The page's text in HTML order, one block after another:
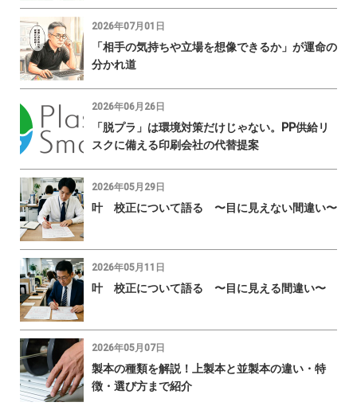
2026年07月01日
「相手の気持ちや立場を想像できるか」が運命の
分かれ道
2026年06月26日
「脱プラ」は環境対策だけじゃない。PP供給リ
スクに備える印刷会社の代替提案
2026年05月29日
叶 校正について語る 〜目に見えない間違い〜
2026年05月11日
叶 校正について語る 〜目に見える間違い〜
2026年05月07日
製本の種類を解説！上製本と並製本の違い・特
徴・選び方まで紹介